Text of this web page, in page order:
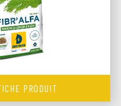
PRODUIT